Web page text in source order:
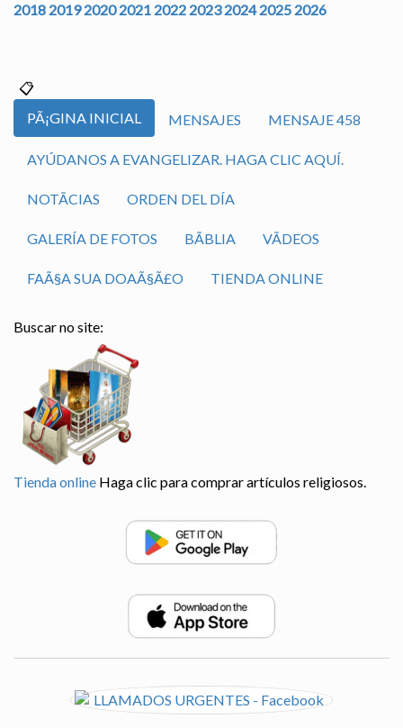
2018 2019 2020 2021 2022 2023 2024 2025 2026
PÃ¡GINA INICIAL MENSAJES MENSAJE 458
AYÚDANOS A EVANGELIZAR. HAGA CLIC AQUÍ.
NOTÃ­CIAS ORDEN DEL DÍA
GALERÍA DE FOTOS BÃ­BLIA VÃ­DEOS
FAÃ§A SUA DOAÃ§Ã£O TIENDA ONLINE
Buscar no site:
Tienda online Haga clic para comprar artículos religiosos.